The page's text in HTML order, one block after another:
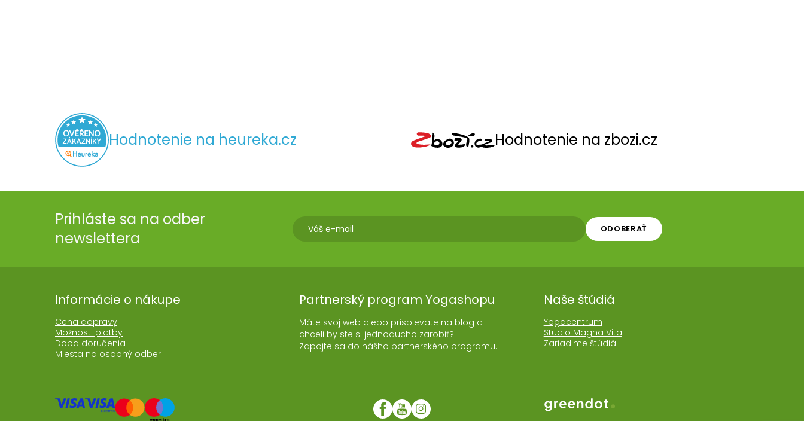
Hodnotenie na heureka.cz Hodnotenie na zbozi.cz
Prihláste sa na odber
newslettera
ODOBERAŤ
Informácie o nákupe
Cena dopravy
Možnosti platby
Doba doručenia
Miesta na osobný odber
Partnerský program Yogashopu
Máte svoj web alebo prispievate na blog a
chceli by ste si jednoducho zarobiť?
Zapojte sa do nášho partnerského programu.
Naše štúdiá
Yogacentrum
Studio Magna Vita
Zariadime štúdiá
Web realizoval Greendot